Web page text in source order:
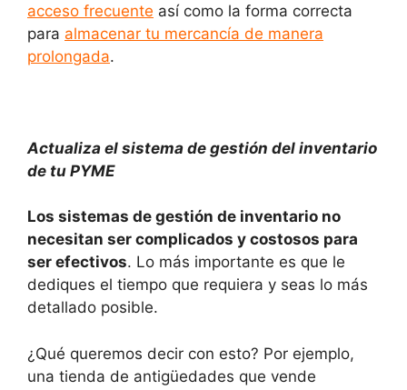
acceso frecuente así como la forma correcta
para almacenar tu mercancía de manera
prolongada.
Actualiza el sistema de gestión del inventario
de tu PYME
Los sistemas de gestión de inventario no
necesitan ser complicados y costosos para
ser efectivos. Lo más importante es que le
dediques el tiempo que requiera y seas lo más
detallado posible.
¿Qué queremos decir con esto? Por ejemplo,
una tienda de antigüedades que vende